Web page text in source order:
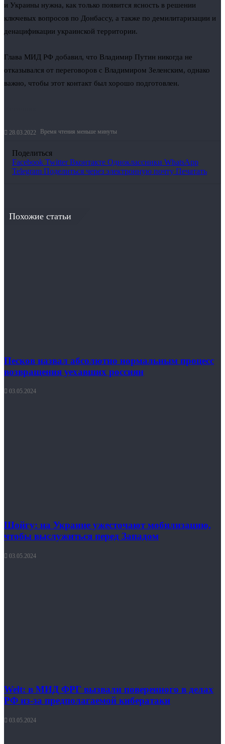
и Украины нужна, как только появится ясность в решении
ключевых вопросов по Донбассу, а также по демилитаризации и
денацификации украинской территории.
Глава МИД РФ добавил, что Владимир Путин никогда не
отказывался от переговоров с Владимиром Зеленским, однако
важно, чтобы этот контакт был хорошо подготовлен.
28.03.2022 Время чтения меньше минуты
Поделиться
Facebook Twitter Вконтакте Одноклассники WhatsApp
Telegram Поделиться через электронную почту Печатать
Похожие статьи
Песков назвал абсолютно нормальным процесс
возвращения уехавших россиян
03.05.2024
Шойгу: на Украине ужесточают мобилизацию,
чтобы выслужиться перед Западом
03.05.2024
Welt: в МИД ФРГ вызвали поверенного в делах
РФ из-за предполагаемой кибератаки
03.05.2024